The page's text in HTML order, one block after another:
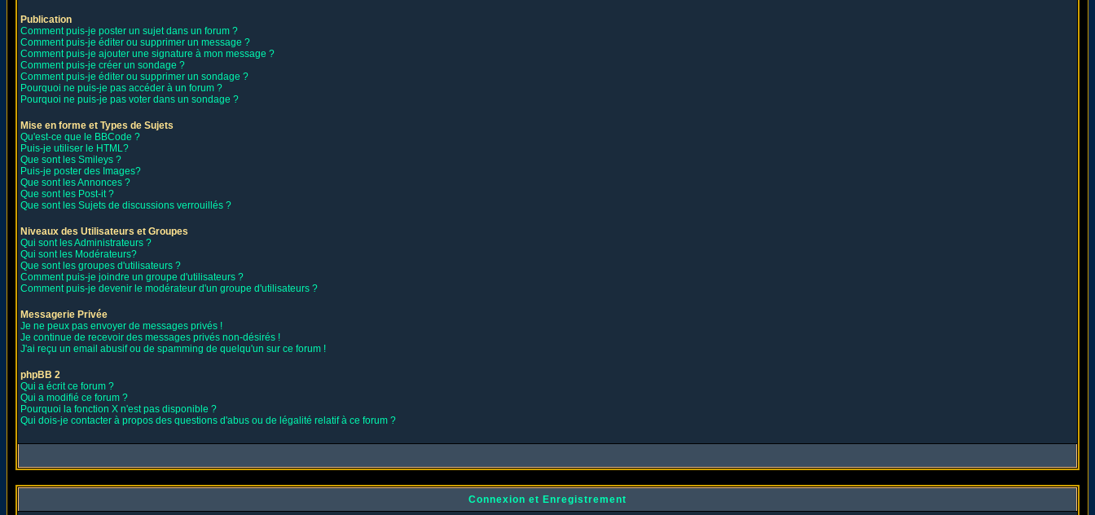
Publication
Comment puis-je poster un sujet dans un forum ?
Comment puis-je éditer ou supprimer un message ?
Comment puis-je ajouter une signature à mon message ?
Comment puis-je créer un sondage ?
Comment puis-je éditer ou supprimer un sondage ?
Pourquoi ne puis-je pas accéder à un forum ?
Pourquoi ne puis-je pas voter dans un sondage ?
Mise en forme et Types de Sujets
Qu'est-ce que le BBCode ?
Puis-je utiliser le HTML?
Que sont les Smileys ?
Puis-je poster des Images?
Que sont les Annonces ?
Que sont les Post-it ?
Que sont les Sujets de discussions verrouillés ?
Niveaux des Utilisateurs et Groupes
Qui sont les Administrateurs ?
Qui sont les Modérateurs?
Que sont les groupes d'utilisateurs ?
Comment puis-je joindre un groupe d'utilisateurs ?
Comment puis-je devenir le modérateur d'un groupe d'utilisateurs ?
Messagerie Privée
Je ne peux pas envoyer de messages privés !
Je continue de recevoir des messages privés non-désirés !
J'ai reçu un email abusif ou de spamming de quelqu'un sur ce forum !
phpBB 2
Qui a écrit ce forum ?
Qui a modifié ce forum ?
Pourquoi la fonction X n'est pas disponible ?
Qui dois-je contacter à propos des questions d'abus ou de légalité relatif à ce forum ?
Connexion et Enregistrement